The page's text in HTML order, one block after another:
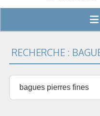
RECHERCHE :